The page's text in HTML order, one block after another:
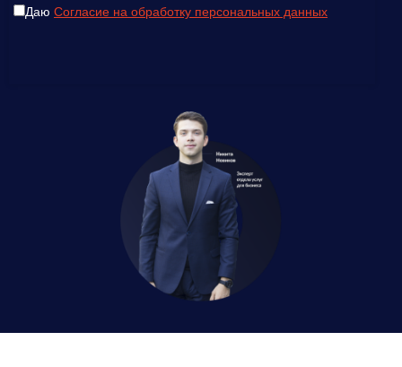
Даю Согласие на обработку персональных данных
ДаюСогласие на обработку персональных данных